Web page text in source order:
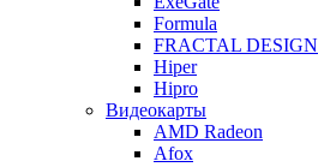
Formula
FRACTAL DESIGN
Hiper
Hipro
Видеокарты
AMD Radeon
Afox